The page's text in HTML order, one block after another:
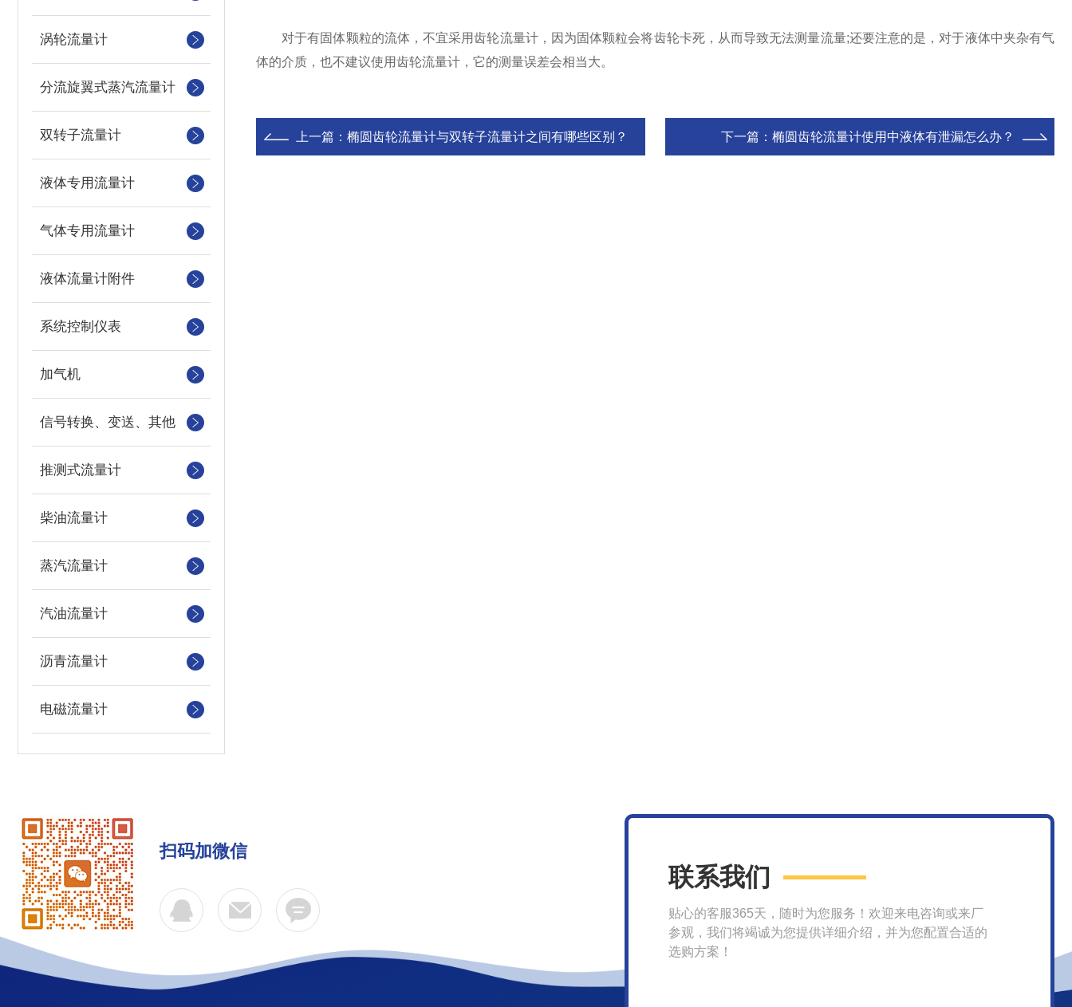
涡轮流量计
分流旋翼式蒸汽流量计
双转子流量计
液体专用流量计
气体专用流量计
液体流量计附件
系统控制仪表
加气机
信号转换、变送、其他
推测式流量计
柴油流量计
蒸汽流量计
汽油流量计
沥青流量计
电磁流量计
对于有固体颗粒的流体，不宜采用齿轮流量计，因为固体颗粒会将齿轮卡死，从而导致无法测量流量;还要注意的是，对于液体中夹杂有气
体的介质，也不建议使用齿轮流量计，它的测量误差会相当大。
上一篇： 椭圆齿轮流量计与双转子流量计之间有哪些区别？ 下一篇： 椭圆齿轮流量计使用中液体有泄漏怎么办？
扫码加微信
联系我们
贴心的客服365天，随时为您服务！欢迎来电咨询或来厂
参观，我们将竭诚为您提供详细介绍，并为您配置合适的
选购方案！